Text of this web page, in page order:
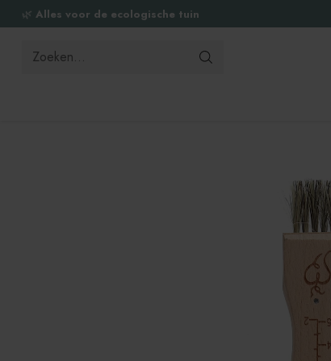
🌿 Alles voor de ecologische tuin
Zoeken...